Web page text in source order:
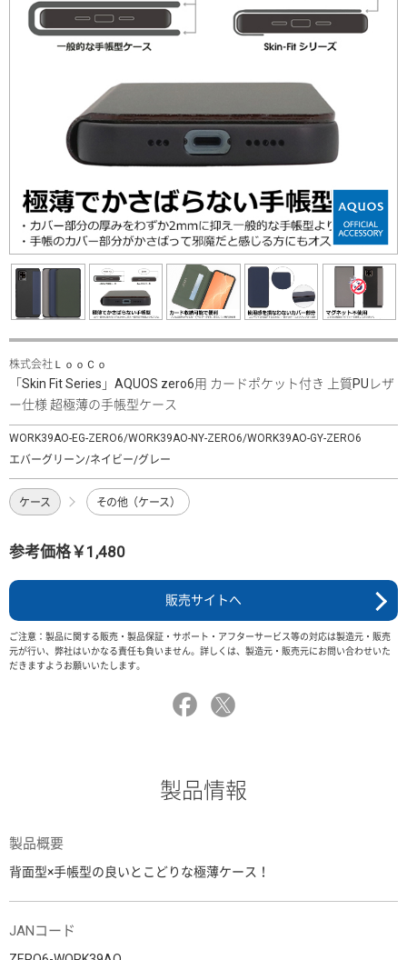
株式会社ＬｏｏＣｏ
「Skin Fit Series」AQUOS zero6用 カードポケット付き 上質PUレザ
ー仕様 超極薄の手帳型ケース
WORK39AO-EG-ZERO6/WORK39AO-NY-ZERO6/WORK39AO-GY-ZERO6
エバーグリーン/ネイビー/グレー
ケース その他（ケース）
参考価格￥1,480
販売サイトへ
ご注意：製品に関する販売・製品保証・サポート・アフターサービス等の対応は製造元・販売
元が行い、弊社はいかなる責任も負いません。詳しくは、製造元・販売元にお問い合わせいた
だきますようお願いいたします。
製品情報
製品概要
背面型×手帳型の良いとこどりな極薄ケース！
JANコード